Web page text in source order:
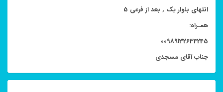
انتهای بلوار یک , بعد از فرعی 5
همـراه:
00989132634245
جناب آقای مسجدی